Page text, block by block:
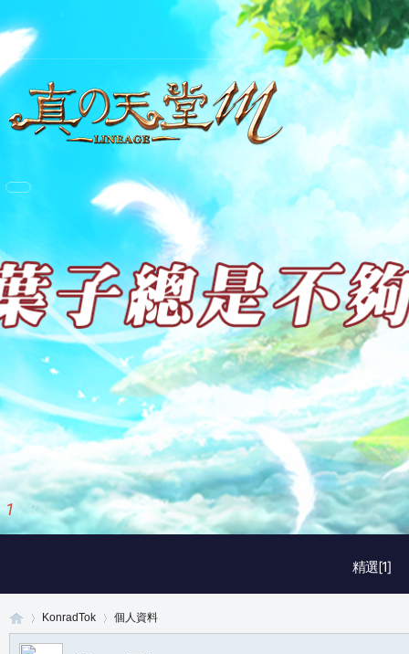
精選[1]
1 / 3
KonradTok 個人資料